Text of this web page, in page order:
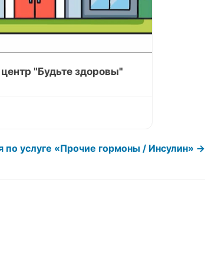
"Будьте здоровы"
по услуге «Прочие гормоны / Инсулин» →